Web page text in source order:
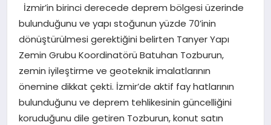
İzmir’in birinci derecede deprem bölgesi üzerinde
bulunduğunu ve yapı stoğunun yüzde 70’inin
dönüştürülmesi gerektiğini belirten Tanyer Yapı
Zemin Grubu Koordinatörü Batuhan Tozburun,
zemin iyileştirme ve geoteknik imalatlarının
önemine dikkat çekti. İzmir’de aktif fay hatlarının
bulunduğunu ve deprem tehlikesinin güncelliğini
koruduğunu dile getiren Tozburun, konut satın